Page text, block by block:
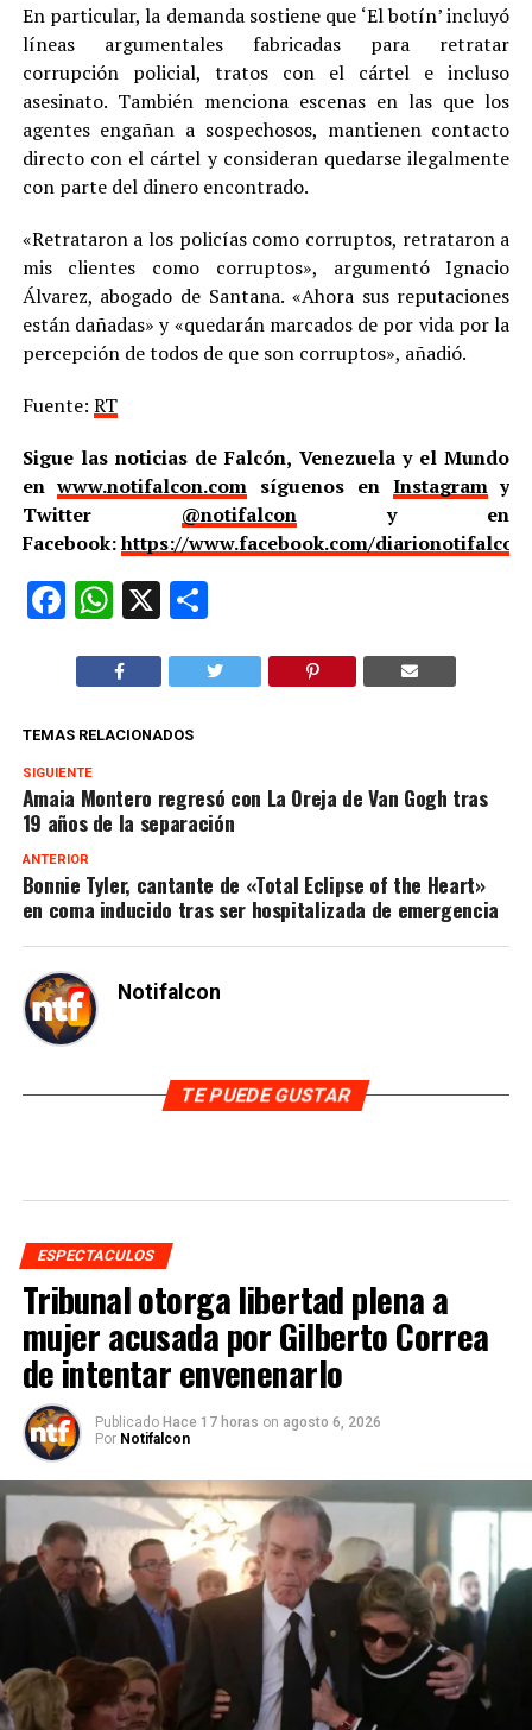
En particular, la demanda sostiene que ‘El botín’ incluyó
líneas argumentales fabricadas para retratar
corrupción policial, tratos con el cártel e incluso
asesinato. También menciona escenas en las que los
agentes engañan a sospechosos, mantienen contacto
directo con el cártel y consideran quedarse ilegalmente
con parte del dinero encontrado.
«Retrataron a los policías como corruptos, retrataron a
mis clientes como corruptos», argumentó Ignacio
Álvarez, abogado de Santana. «Ahora sus reputaciones
están dañadas» y «quedarán marcados de por vida por la
percepción de todos de que son corruptos», añadió.
Fuente: RT
Sigue las noticias de Falcón, Venezuela y el Mundo
enwww.notifalcon.com síguenos en Instagramy
Twitter @notifalcony en
Facebook:https://www.facebook.com/
Facebook
WhatsApp
X Compartir
TEMAS RELACIONADOS
SIGUIENTE
Amaia Montero regresó con La Oreja de Van Gogh tras
19 años de la separación
ANTERIOR
Bonnie Tyler, cantante de «Total Eclipse of the Heart»
en coma inducido tras ser hospitalizada de emergencia
Notifalcon
TE PUEDE GUSTAR
ESPECTACULOS
Tribunal otorga libertad plena a
mujer acusada por Gilberto Correa
de intentar envenenarlo
Publicado Hace 17 horas on agosto 6, 2026
Por Notifalcon